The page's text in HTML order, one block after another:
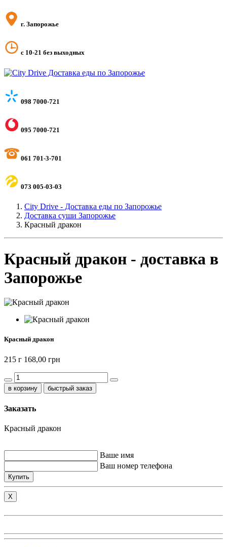
г. Запорожье
с 10-21 без выходных
098 7000-721
095 7000-721
061 701-3-701
073 005-03-03
City Drive - Доставка еды по Запорожье
Доставка суши Запорожье
Красный дракон
Красный дракон - доставка в
Запорожье
Красный дракон
215 г 168,00 грн
быстрый заказ
Заказать
Красный дракон
Ваше имя
Ваш номер телефона
Купить
X